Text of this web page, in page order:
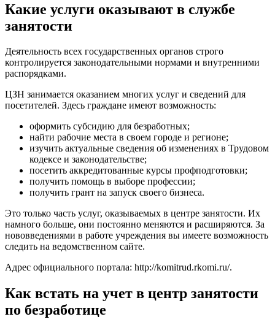
Какие услуги оказывают в службе
занятости
Деятельность всех государственных органов строго
контролируется законодательными нормами и внутренними
распорядками.
ЦЗН занимается оказанием многих услуг и сведений для
посетителей. Здесь граждане имеют возможность:
оформить субсидию для безработных;
найти рабочие места в своем городе и регионе;
изучить актуальные сведения об изменениях в Трудовом
кодексе и законодательстве;
посетить аккредитованные курсы профподготовки;
получить помощь в выборе профессии;
получить грант на запуск своего бизнеса.
Это только часть услуг, оказываемых в центре занятости. Их
намного больше, они постоянно меняются и расширяются. За
нововведениями в работе учреждения вы имеете возможность
следить на ведомственном сайте.
Адрес официального портала: http://komitrud.rkomi.ru/.
Как встать на учет в центр занятости
по безработице